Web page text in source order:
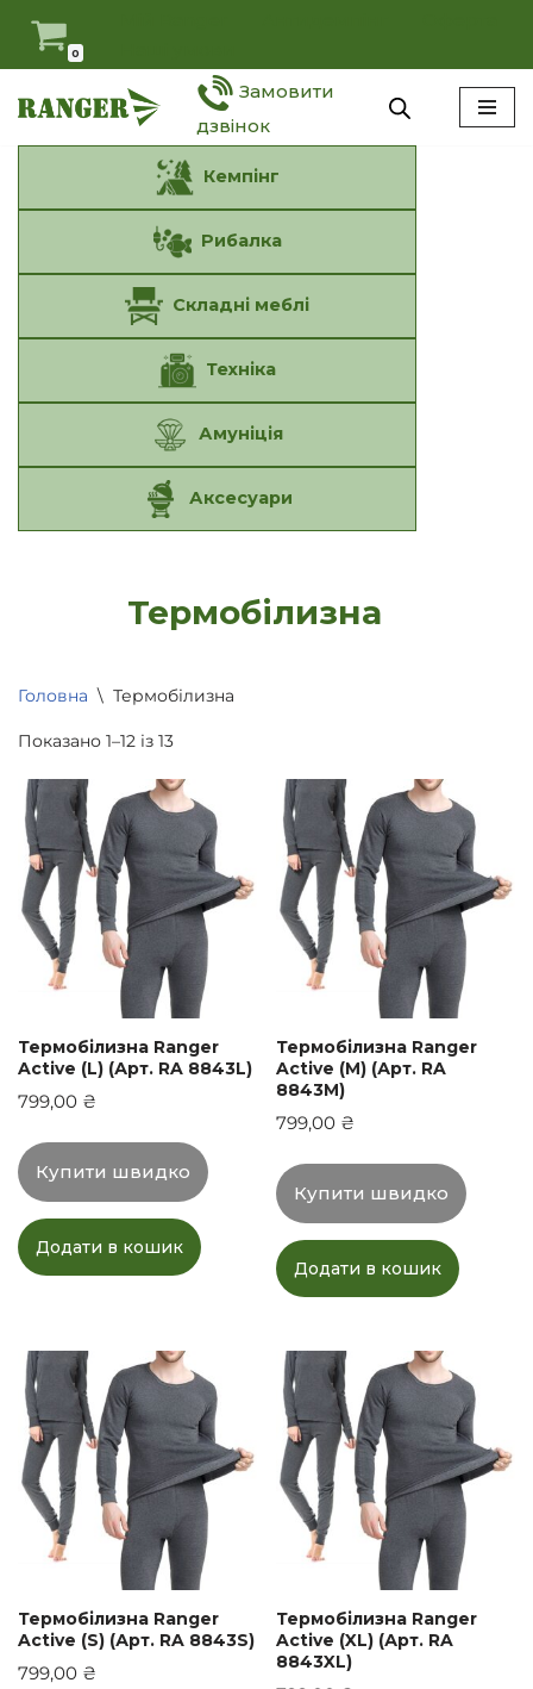
Перейти
до
вмісту
0
Замовити
дзвінок
Кемпінг
Рибалка
Складні меблі
Техніка
Амуніція
Аксесуари
Термобілизна
Головна \ Термобілизна
Показано 1–12 із 13
Термобілизна Ranger
Active (L) (Арт. RA 8843L)
799,00 ₴
Купити швидко
Додати в кошик
Термобілизна Ranger
Active (M) (Арт. RA
8843M)
799,00 ₴
Купити швидко
Додати в кошик
Термобілизна Ranger
Active (S) (Арт. RA 8843S)
799,00 ₴
Термобілизна Ranger
Active (XL) (Арт. RA
8843XL)